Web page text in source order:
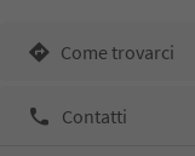
Come trovarci
Contatti